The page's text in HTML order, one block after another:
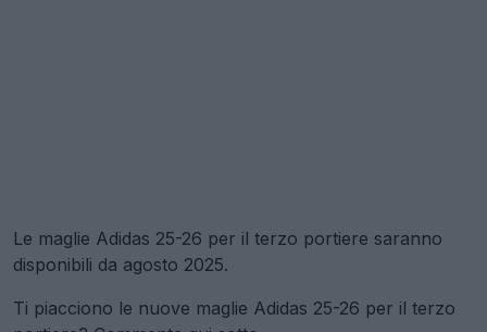
Le maglie Adidas 25-26 per il terzo portiere saranno
disponibili da agosto 2025.
Ti piacciono le nuove maglie Adidas 25-26 per il terzo